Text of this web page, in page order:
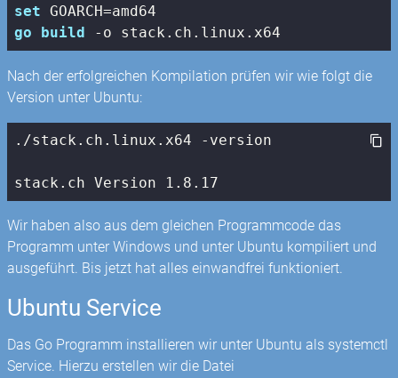
set
go
build
Nach der erfolgreichen Kompilation prüfen wir wie folgt die
Version unter Ubuntu:
./stack .ch.linux.x64 -version
stack .ch Version 1.8 .17
Wir haben also aus dem gleichen Programmcode das
Programm unter Windows und unter Ubuntu kompiliert und
ausgeführt. Bis jetzt hat alles einwandfrei funktioniert.
Ubuntu Service
Das Go Programm installieren wir unter Ubuntu als systemctl
Service. Hierzu erstellen wir die Datei